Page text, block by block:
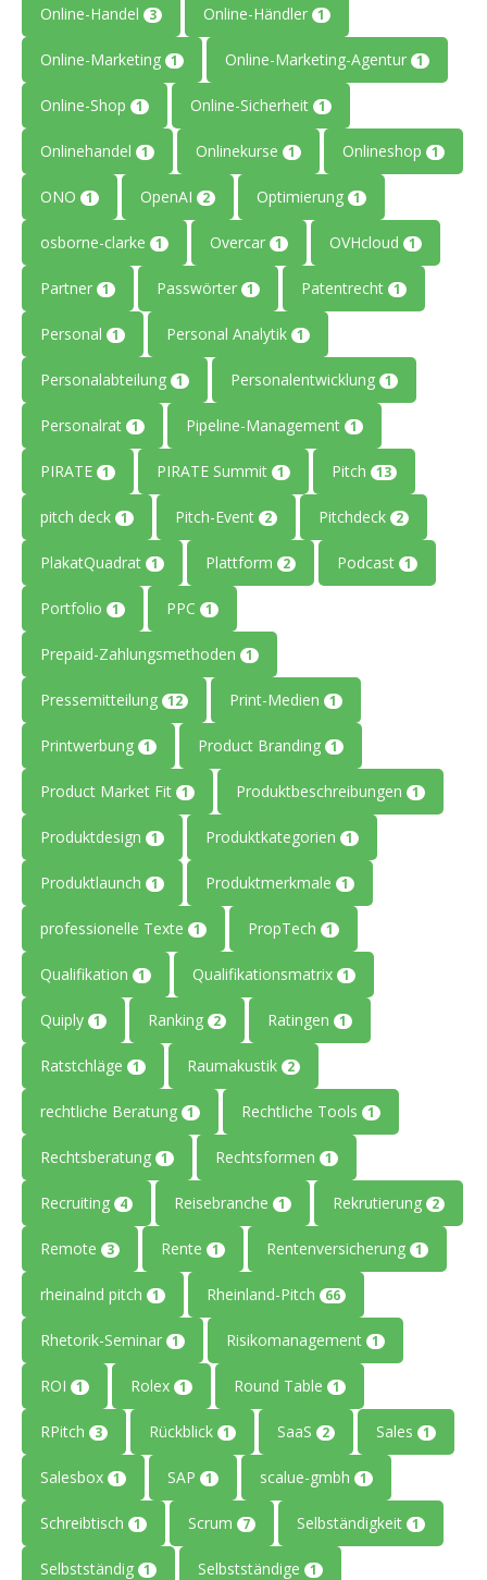
Online-Handel 3 Online-Händler 1
Online-Marketing 1 Online-Marketing-Agentur 1
Online-Shop 1 Online-Sicherheit 1
Onlinehandel 1 Onlinekurse 1 Onlineshop 1
ONO 1 OpenAI 2 Optimierung 1
osborne-clarke 1 Overcar 1 OVHcloud 1
Partner 1 Passwörter 1 Patentrecht 1
Personal 1 Personal Analytik 1
Personalabteilung 1 Personalentwicklung 1
Personalrat 1 Pipeline-Management 1
PIRATE 1 PIRATE Summit 1 Pitch 13
pitch deck 1 Pitch-Event 2 Pitchdeck 2
PlakatQuadrat 1 Plattform 2 Podcast 1
Portfolio 1 PPC 1
Prepaid-Zahlungsmethoden 1
Pressemitteilung 12 Print-Medien 1
Printwerbung 1 Product Branding 1
Product Market Fit 1 Produktbeschreibungen 1
Produktdesign 1 Produktkategorien 1
Produktlaunch 1 Produktmerkmale 1
professionelle Texte 1 PropTech 1
Qualifikation 1 Qualifikationsmatrix 1
Quiply 1 Ranking 2 Ratingen 1
Ratstchläge 1 Raumakustik 2
rechtliche Beratung 1 Rechtliche Tools 1
Rechtsberatung 1 Rechtsformen 1
Recruiting 4 Reisebranche 1 Rekrutierung 2
Remote 3 Rente 1 Rentenversicherung 1
rheinalnd pitch 1 Rheinland-Pitch 66
Rhetorik-Seminar 1 Risikomanagement 1
ROI 1 Rolex 1 Round Table 1
RPitch 3 Rückblick 1 SaaS 2 Sales 1
Salesbox 1 SAP 1 scalue-gmbh 1
Schreibtisch 1 Scrum 7 Selbständigkeit 1
Selbstständig 1 Selbstständige 1